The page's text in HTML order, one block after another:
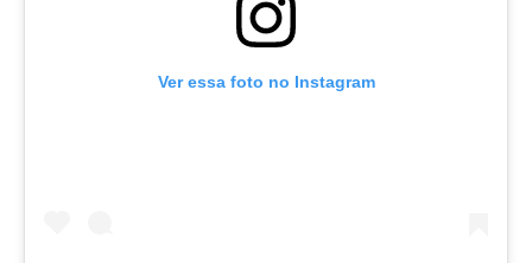
Ver essa foto no Instagram